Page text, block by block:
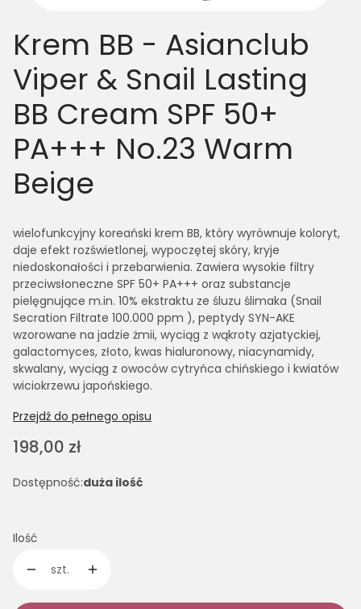
Krem BB - Asianclub
Viper & Snail Lasting
BB Cream SPF 50+
PA+++ No.23 Warm
Beige
wielofunkcyjny koreański krem BB, który wyrównuje koloryt,
daje efekt rozświetlonej, wypoczętej skóry, kryje
niedoskonałości i przebarwienia. Zawiera wysokie filtry
przeciwsłoneczne SPF 50+ PA+++ oraz substancje
pielęgnujące m.in. 10% ekstraktu ze śluzu ślimaka (Snail
Secration Filtrate 100.000 ppm ), peptydy SYN-AKE
wzorowane na jadzie żmii, wyciąg z wąkroty azjatyckiej,
galactomyces, złoto, kwas hialuronowy, niacynamidy,
skwalany, wyciąg z owoców cytryńca chińskiego i kwiatów
wiciokrzewu japońskiego.
Przejdź do pełnego opisu
Cena
198,00 zł
Dostępność:duża ilość
Ilość
szt.